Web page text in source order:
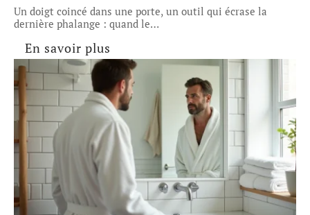
Un doigt coincé dans une porte, un outil qui écrase la
dernière phalange : quand le…
En savoir plus